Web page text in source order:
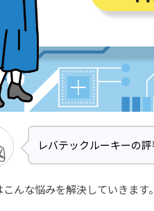
レバテックルーキーの
んな悩みを解決していきます。